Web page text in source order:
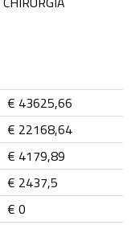
€ 43625,66
€ 22168,64
€ 4179,89
€ 2437,5
€ 0